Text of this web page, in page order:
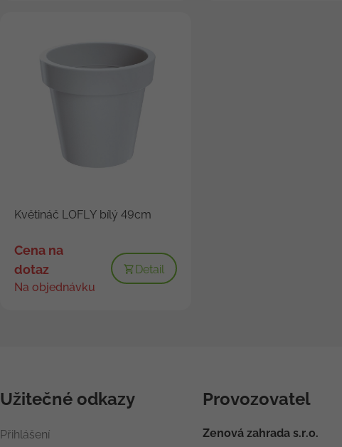
Květináč LOFLY bílý 49cm
Cena na
dotaz
Na objednávku
Detail
Užitečné odkazy
Přihlášení
Provozovatel
Zenová zahrada s.r.o.